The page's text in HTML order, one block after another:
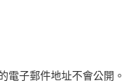
電子郵件地址不會公開。